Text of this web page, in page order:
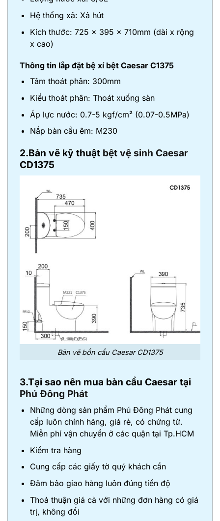
Hệ thống xả: Xả hút
Kích thước: 725 x 395 x 710mm (dài x rộng
x cao)
Thông tin lắp đặt bệ xí bệt Caesar C1375
Tâm thoát phân: 300mm
Kiểu thoát phân: Thoát xuống sàn
Áp lực nước: 0.7-5 kgf/cm² (0.07-0.5MPa)
Nắp bàn cầu êm: M230
2.Bản vẽ kỹ thuật bệt vệ sinh Caesar
CD1375
Bản vẽ bồn cầu Caesar CD1375
3.Tại sao nên mua bàn cầu Caesar tại
Phú Đông Phát
Những dòng sản phẩm Phú Đông Phát cung
cấp luôn chính hãng, giá rẻ, có chứng từ.
Miễn phí vận chuyển ở các quận tại Tp.HCM
Kiểm tra hàng
Cung cấp các giấy tờ quý khách cần
Đảm bảo giao hàng luôn đúng tiến độ
Thoả thuận giá cả với những đơn hàng có giá
trị, không đổi